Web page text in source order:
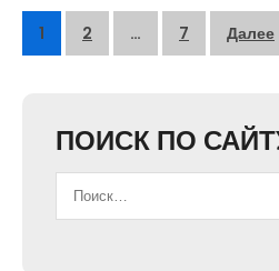
Пагинация
1 2 … 7 Далее
ПОИСК ПО